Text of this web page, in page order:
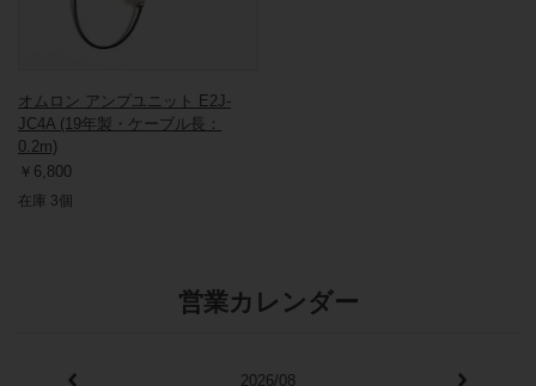
オムロン アンプユニット E2J-
JC4A (19年製・ケーブル長：
0.2m)
￥6,800
在庫 3個
営業カレンダー
2026/08